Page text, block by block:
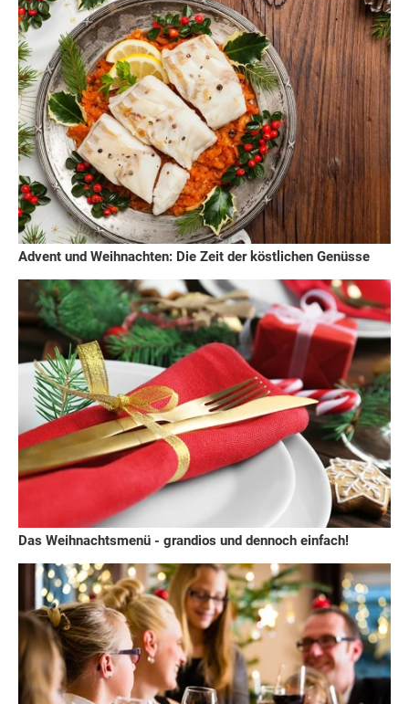
Advent und Weihnachten: Die Zeit der köstlichen Genüsse
Das Weihnachtsmenü - grandios und dennoch einfach!